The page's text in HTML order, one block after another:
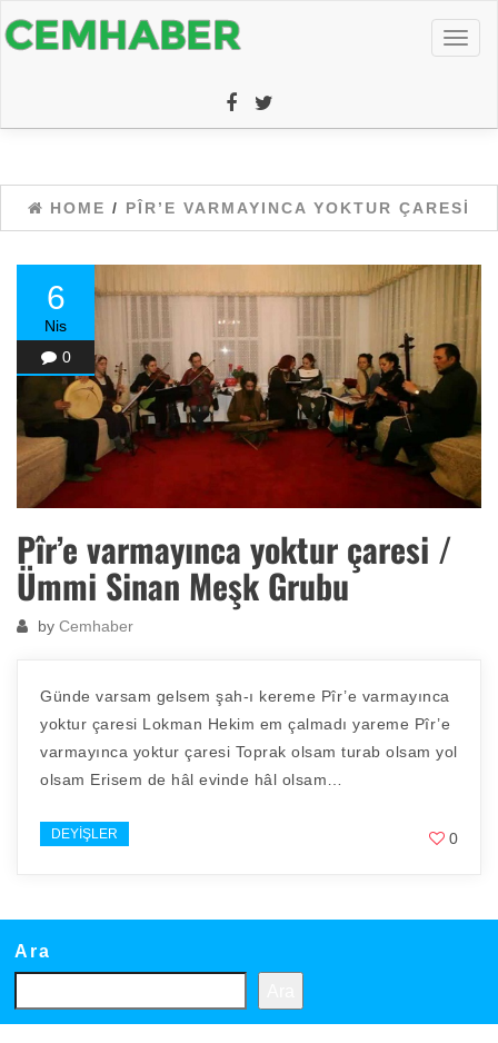
HOME / PÎR’E VARMAYINCA YOKTUR ÇARESI
6
Nis
0
Pîr’e varmayınca yoktur çaresi /
Ümmi Sinan Meşk Grubu
by Cemhaber
Günde varsam gelsem şah-ı kereme Pîr’e varmayınca
yoktur çaresi Lokman Hekim em çalmadı yareme Pîr’e
varmayınca yoktur çaresi Toprak olsam turab olsam yol
olsam Erisem de hâl evinde hâl olsam…
DEYIŞLER 0
Ara